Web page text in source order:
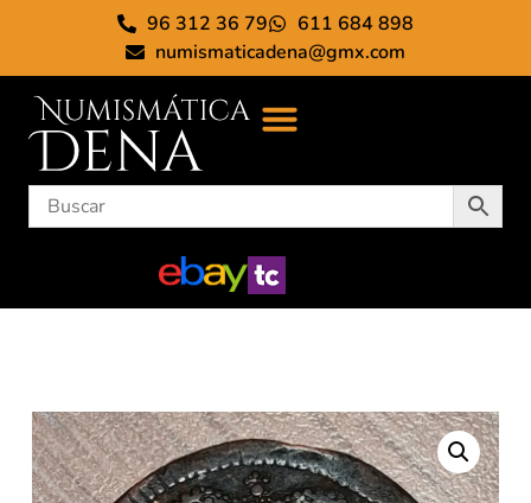
96 312 36 79
611 684 898
numismaticadena@gmx.com